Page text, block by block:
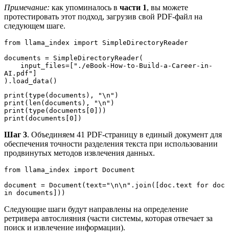
Примечание: как упоминалось в части 1, вы можете
протестировать этот подход, загрузив свой PDF-файл на
следующем шаге.
from llama_index import SimpleDirectoryReader
documents = SimpleDirectoryReader(
AI.pdf"]
).load_data()
print(type(documents), "\n")
print(len(documents), "\n")
print(type(documents[0]))
print(documents[0])
Шаг 3. Объединяем 41 PDF-страницу в единый документ для
обеспечения точности разделения текста при использовании
продвинутых методов извлечения данных.
from llama_index import Document
document = Document(text="\n\n".join([doc.text for doc
in documents]))
Следующие шаги будут направлены на определение
ретривера автослияния (части системы, которая отвечает за
поиск и извлечение информации).